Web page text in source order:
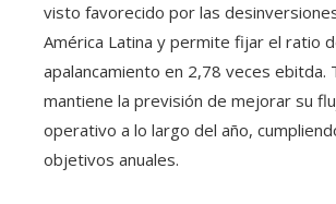
visto favorecido por las
América Latina y permite fijar el ratio
apalancamiento en 2,78 veces ebitda.
mantiene la previsión de mejorar su
operativo a lo largo del año,
objetivos anuales.